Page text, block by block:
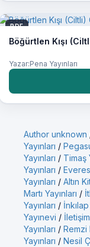
PDF
Böğürtlen Kışı
Yazar:Pena Yayınları
Author unknown
Yayınları /
Yayınları / Timaş
Yayınları /
Yayınları / Altın
Martı Yayınları /
Yayınları /
Yayınevi /
Yayınları / Remzi
Yayınları / Nesil